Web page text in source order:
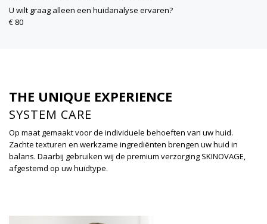
U wilt graag alleen een huidanalyse ervaren?
€ 80
THE UNIQUE EXPERIENCE
SYSTEM CARE
Op maat gemaakt voor de individuele behoeften van uw huid.
Zachte texturen en werkzame ingrediënten brengen uw huid in
balans. Daarbij gebruiken wij de premium verzorging SKINOVAGE,
afgestemd op uw huidtype.